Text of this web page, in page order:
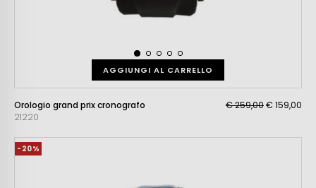
AGGIUNGI AL CARRELLO
Orologio grand prix cronografo
21220
€ 259,00€ 159,00
-20%